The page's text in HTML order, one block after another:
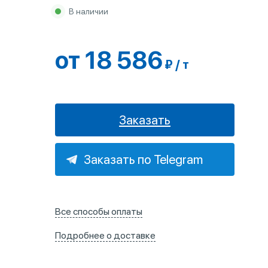
В наличии
от 18 586 ₽ / т
Заказать
Заказать по Telegram
Все способы оплаты
Подробнее о доставке